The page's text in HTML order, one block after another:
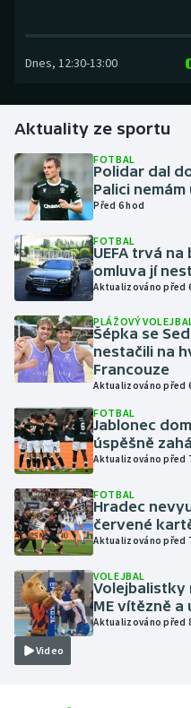
Golf
Gymnastika
Házená
Jezdectví
Judo
Krasobruslení
Lezení
Lyže a snowboard
Moderní pětiboj
Motorsport
Olympijské hry
Parasport
Plavání
Plážový volejbal
Ragby
Dnes, 12:30-13:00
Aktuality ze sportu
FOTBAL
Polidar dal
Palici
Před 6 hod
FOTBAL
UEFA trvá na
omluva jí
Aktualizováno před
PLÁŽOVÝ
Šépka se
nestačili na
Francouze
Aktualizováno před
FOTBAL
Jablonec
úspěšně
Aktualizováno před
FOTBAL
Hradec
červené
Aktualizováno před
Video
VOLEJBAL
Volejbalistky
ME vítězně a
Aktualizováno před